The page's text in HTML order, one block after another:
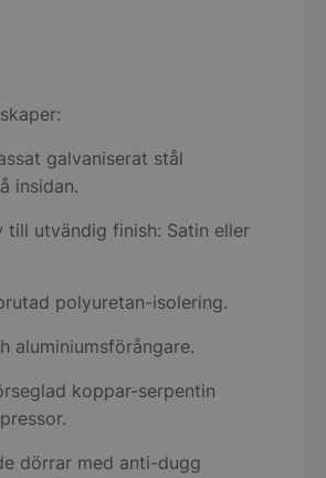
galvaniserat stål
insidan.
till utvändig finish: Satin eller
polyuretan-isolering.
aluminiumsförångare.
koppar-serpentin
dörrar med anti-dugg